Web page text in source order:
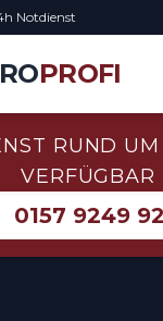
Notdienst
PROFI
RUND
VERFÜGBAR
0157 9249